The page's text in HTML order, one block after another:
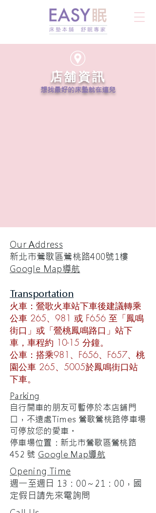
店舖資訊
想找最好的床墊就在這兒
Our Address
新北市鶯歌區鶯桃路400號1樓
Google Map導航
​Transportation
火車：鶯歌火車站下車後建議轉乘
公車 265、981 或 F656 至「鳳鳴
街口」或「鶯桃鳳鳴路口」站下
車，車程約 10-15 分鐘。​
公車：搭乘981、F656、F657、桃
園公車 265、5005於鳳鳴街口站
下車。​
Parking
​自行開車的朋友可暫停於本店鋪門
口，不遠處Times 鶯歌鶯桃路停車場
可停放您的愛車。
停車場位置：新北市鶯歌區鶯桃路
452 號 Google Map導航
Opening Time
週一至週日 13：00～21：00​，國
定假日請先來電詢問